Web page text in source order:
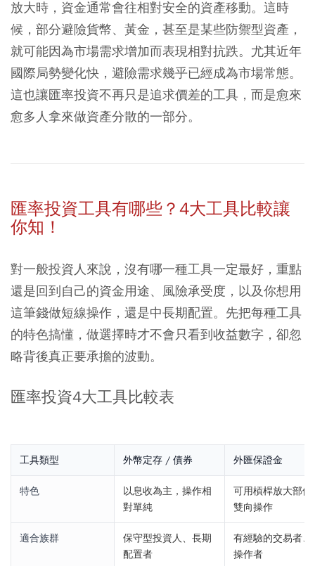
放大時，資金通常會往相對安全的資產移動。這時
候，部分避險貨幣、黃金，甚至是某些防禦型資產，
就可能因為市場需求增加而表現相對抗跌。尤其近年
國際局勢變化快，避險需求幾乎已經成為市場常態。
這也讓匯率投資不再只是追求價差的工具，而是愈來
愈多人拿來做資產分散的一部分。
匯率投資工具有哪些？4大工具比較讓
你知！
對一般投資人來說，沒有哪一種工具一定最好，重點
還是回到自己的資金用途、風險承受度，以及你想用
這筆錢做短線操作，還是中長期配置。先把每種工具
的特色搞懂，做選擇時才不會只看到收益數字，卻忽
略背後真正要承擔的波動。
匯率投資4大工具比較表
工具類型 外幣定存 / 債券 外匯保證金
特色
以息收為主，操作相
對單純
可用槓桿放大部位
雙向操作
適合族群
保守型投資人、長期
配置者
有經驗的交易者、
操作者